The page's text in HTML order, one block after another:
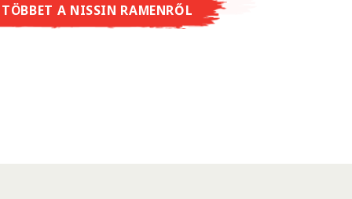
A NISSIN RAMENRŐL